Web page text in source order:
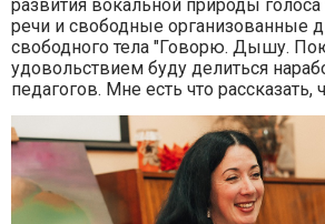
развития вокальной природы
речи и свободные организованные
свободного тела "Говорю. Дышу.
удовольствием буду делиться
педагогов. Мне есть что рассказать,